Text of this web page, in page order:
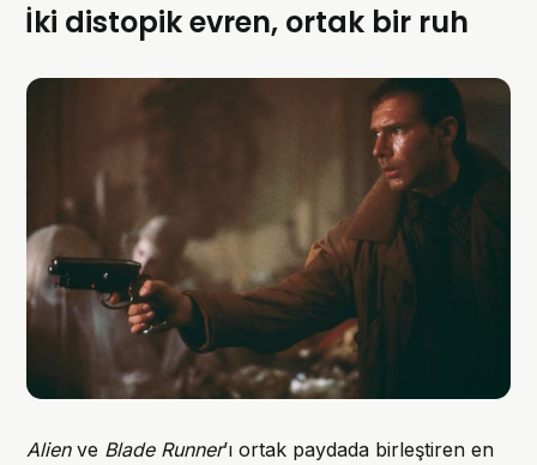
İki distopik evren, ortak bir ruh
Alienve Blade Runner’ı ortak paydada birleştiren en